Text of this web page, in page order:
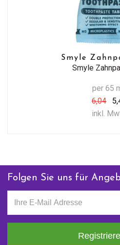
Smyle
Smyle
per 65
6,04
inkl.
Folgen Sie uns für